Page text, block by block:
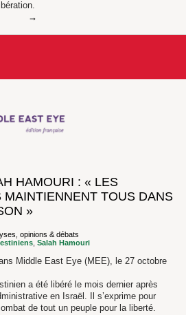
HAMOURI : « LES
MAINTIENNENT TOUS DANS
»
opinions & débats
Salah Hamouri
Middle East Eye (MEE), le 27 octobre
a été libéré le mois dernier après
en Israël. Il s’exprime pour
de tout un peuple pour la liberté.